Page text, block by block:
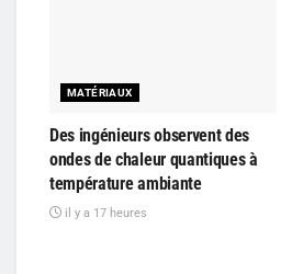
MATÉRIAUX
Des ingénieurs observent des
ondes de chaleur quantiques à
température ambiante
il y a 17 heures